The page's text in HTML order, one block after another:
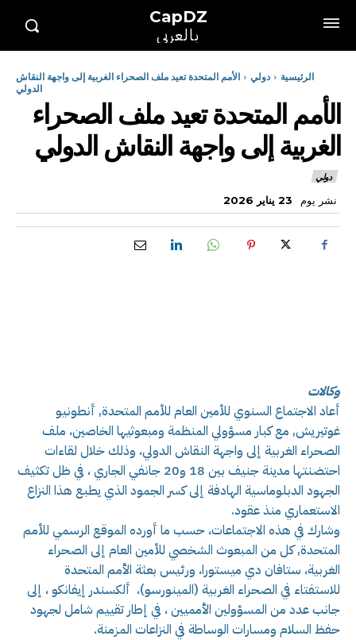
CapDZ
بالعربي
الرئيسية دولي
الأمم المتحدة تعيد ملف الصحراء الغربية إلى واجهة النقاش
الدولي
الأمم المتحدة تعيد ملف الصحراء
الغربية إلى واجهة النقاش الدولي
دولي
نشر يوم 23 يناير 2026
وكالات
أعاد الاجتماع السنوي للأمين العام للأمم المتحدة, أنطونيو
غوتيريش, مع كبار مسؤولي المنظمة ومبعوثيها الخاصين، ملف
الصحراء الغربية إلى واجهة النقاش الدولي، وذلك خلال لقاءات
احتضنتها مدينة جنيف بين 18 و20 جانفي الجاري ، في ظل تكثيف
الجهود الدبلوماسية الهادفة إلى كسر الجمود الذي يطبع هذا النزاع
الاستعماري منذ عقود.
وشارك في هذه الاجتماعات، حسب ما أورده الموقع الرسمي للأمم
المتحدة, كل من المبعوث الشخصي للأمين العام إلى الصحراء
الغربية، ستافان دي ميستورا، ورئيس بعثة الأمم المتحدة
للاستفتاء في الصحراء الغربية (المينورسو)، ألكسندر إيفانكو ، إلى
جانب عدد من المسؤولين الأمميين ، في إطار تقييم شامل لجهود
حفظ السلام ومسارات الوساطة في النزاعات المزمنة.